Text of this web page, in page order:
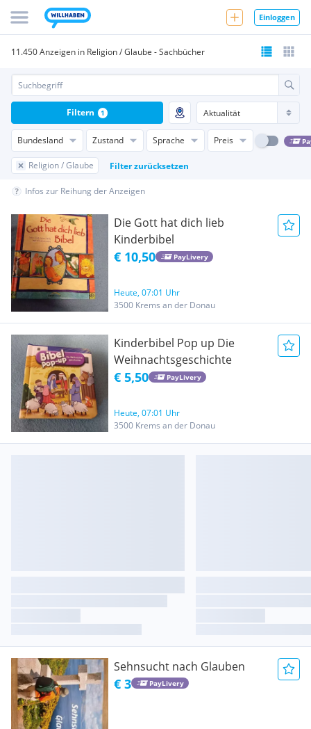
Einloggen
11.450 Anzeigen in Religion / Glaube - Sachbücher
Bundesland Zustand Sprache Preis
Religion / Glaube Filter zurücksetzen
Filtern 1
Infos zur Reihung der Anzeigen
Die Gott hat dich lieb
Kinderbibel
€ 10,50 PayLivery
Heute, 07:01 Uhr
3500 Krems an der Donau
Kinderbibel Pop up Die
Weihnachtsgeschichte
€ 5,50 PayLivery
Heute, 07:01 Uhr
3500 Krems an der Donau
Sehnsucht nach Glauben
€ 3 PayLivery